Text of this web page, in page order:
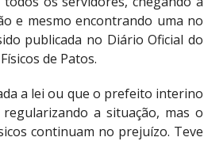
e mesmo encontrando uma no
publicada no Diário Oficial do
de Patos.
a lei ou que o prefeito interino
a situação, mas o
continuam no prejuízo. Teve